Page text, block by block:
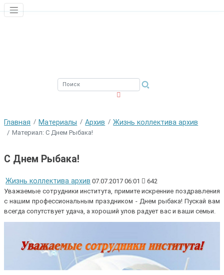
Главная Материалы Архив Жизнь коллектива архив
Материал: С Днем Рыбака!
С Днем Рыбака!
Жизнь коллектива архив 07.07.2017 06:01
642
Уважаемые сотрудники института, примите искренние поздравления
с нашим профессиональным праздником - Днем рыбака! Пускай вам
всегда сопутствует удача, а хороший улов радует вас и ваши семьи.